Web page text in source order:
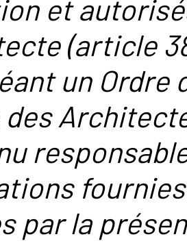
et
(article
un
des
par la